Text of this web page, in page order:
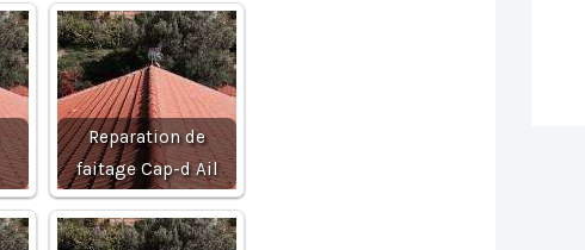
Reparation de
faitage Cap-d Ail